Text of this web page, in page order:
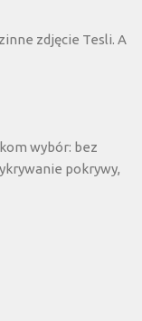
zdjęcie Tesli. A
wybór: bez
pokrywy,